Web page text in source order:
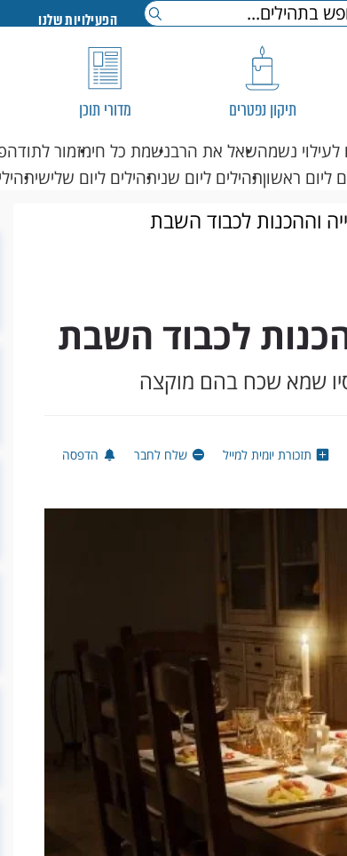
הפעילויות שלנו
תיקון נפטרים מדורי תוכן
לעילוי נשמהשאל את הרבנשמת כל חימזמור לתודה
ליום ראשוןתהילים ליום שניתהילים ליום שלישי
וההכנות לכבוד השבת
לכבוד השבת
שמא שכח בהם מוקצה
תזכורת יומית למייל שלח לחבר הדפסה